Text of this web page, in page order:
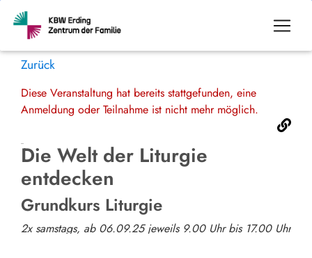
Zurück
Diese Veranstaltung hat bereits stattgefunden, eine
Anmeldung oder Teilnahme ist nicht mehr möglich.
Die Welt der Liturgie
entdecken
Grundkurs Liturgie
2x samstags, ab 06.09.25 jeweils 9.00 Uhr bis 17.00 Uhr